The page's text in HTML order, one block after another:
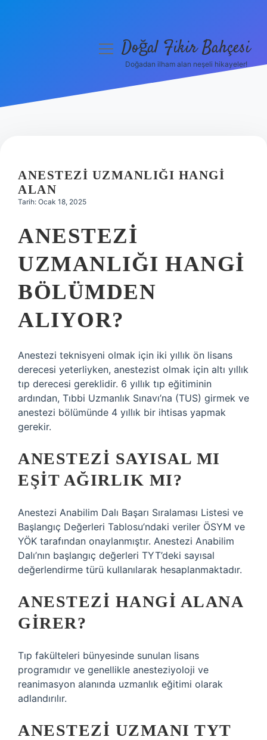
Hakkımızda
menüyüDoğal Fikir Bahçesi
Doğadan ilham alan neşeli hikayeler!
ANESTEZI UZMANLIĞI HANGI
ALAN
Tarih: Ocak 18, 2025
ANESTEZI
UZMANLIĞI HANGI
BÖLÜMDEN
ALIYOR?
Anestezi teknisyeni olmak için iki yıllık ön lisans
derecesi yeterliyken, anestezist olmak için altı yıllık
tıp derecesi gereklidir. 6 yıllık tıp eğitiminin
ardından, Tıbbi Uzmanlık Sınavı’na (TUS) girmek ve
anestezi bölümünde 4 yıllık bir ihtisas yapmak
gerekir.
ANESTEZI SAYISAL MI
EŞIT AĞIRLIK MI?
Anestezi Anabilim Dalı Başarı Sıralaması Listesi ve
Başlangıç ​​Değerleri Tablosu’ndaki veriler ÖSYM ve
YÖK tarafından onaylanmıştır. Anestezi Anabilim
Dalı’nın başlangıç ​​değerleri TYT’deki sayısal
değerlendirme türü kullanılarak hesaplanmaktadır.
ANESTEZI HANGI ALANA
GIRER?
Tıp fakülteleri bünyesinde sunulan lisans
programıdır ve genellikle anesteziyoloji ve
reanimasyon alanında uzmanlık eğitimi olarak
adlandırılır.
ANESTEZI UZMANI TYT